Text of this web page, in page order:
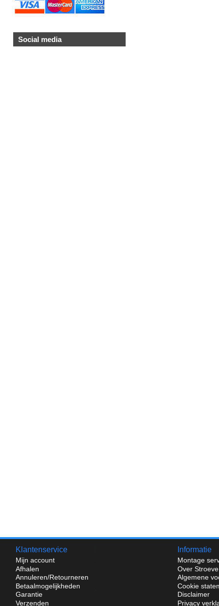
Social media
Klantenservice
Mijn account
Afhalen
Annuleren/Retourneren
Betaalmogelijkheden
Garantie
Verzenden
Informatie
Montage
Over
Algemene
Cookie
Disclaimer
Privacy